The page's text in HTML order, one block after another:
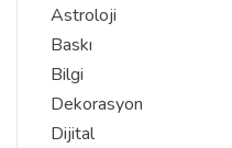
Astroloji
Baskı
Bilgi
Dekorasyon
Dijital